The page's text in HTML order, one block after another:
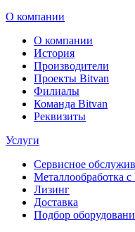
О компании
О компании
История
Производители
Проекты Bitvan
Филиалы
Команда Bitvan
Реквизиты
Услуги
Сервисное
Металлообработка
Лизинг
Доставка
Подбор